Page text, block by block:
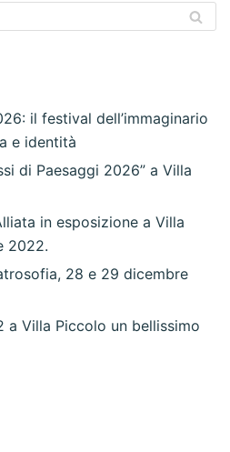
il festival dell’immaginario
e identità
di Paesaggi 2026” a Villa
in esposizione a Villa
2022.
28 e 29 dicembre
a Villa Piccolo un bellissimo